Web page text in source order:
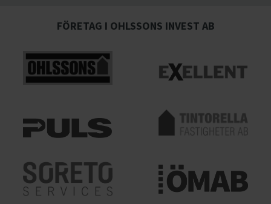
FÖRETAG I OHLSSONS INVEST AB